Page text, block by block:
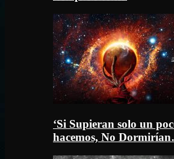
‘Si Supieran solo un
hacemos, No